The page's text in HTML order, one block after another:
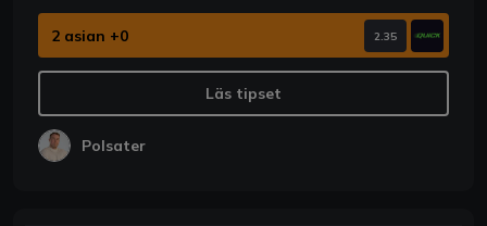
2 asian +0 2.35
Läs tipset
Polsater